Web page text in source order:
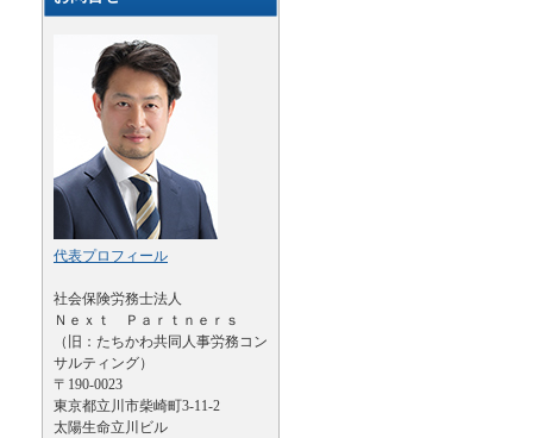
代表プロフィール
社会保険労務士法人
Ｎｅｘｔ Ｐａｒｔｎｅｒｓ
（旧：たちかわ共同人事労務コン
サルティング）
〒190-0023
東京都立川市柴崎町3-11-2
太陽生命立川ビル